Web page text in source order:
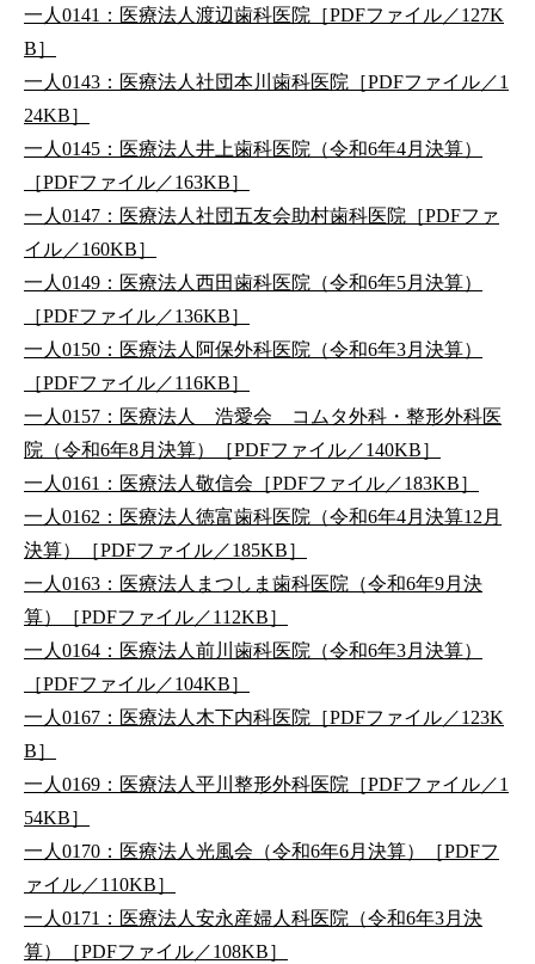
一人0141：医療法人渡辺歯科医院［PDFファイル／127K
B］
一人0143：医療法人社団本川歯科医院［PDFファイル／1
24KB］
一人0145：医療法人井上歯科医院（令和6年4月決算）
［PDFファイル／163KB］
一人0147：医療法人社団五友会助村歯科医院［PDFファ
イル／160KB］
一人0149：医療法人西田歯科医院（令和6年5月決算）
［PDFファイル／136KB］
一人0150：医療法人阿保外科医院（令和6年3月決算）
［PDFファイル／116KB］
一人0157：医療法人 浩愛会 コムタ外科・整形外科医
院（令和6年8月決算）［PDFファイル／140KB］
一人0161：医療法人敬信会［PDFファイル／183KB］
一人0162：医療法人徳富歯科医院（令和6年4月決算12月
決算）［PDFファイル／185KB］
一人0163：医療法人まつしま歯科医院（令和6年9月決
算）［PDFファイル／112KB］
一人0164：医療法人前川歯科医院（令和6年3月決算）
［PDFファイル／104KB］
一人0167：医療法人木下内科医院［PDFファイル／123K
B］
一人0169：医療法人平川整形外科医院［PDFファイル／1
54KB］
一人0170：医療法人光風会（令和6年6月決算）［PDFフ
ァイル／110KB］
一人0171：医療法人安永産婦人科医院（令和6年3月決
算）［PDFファイル／108KB］